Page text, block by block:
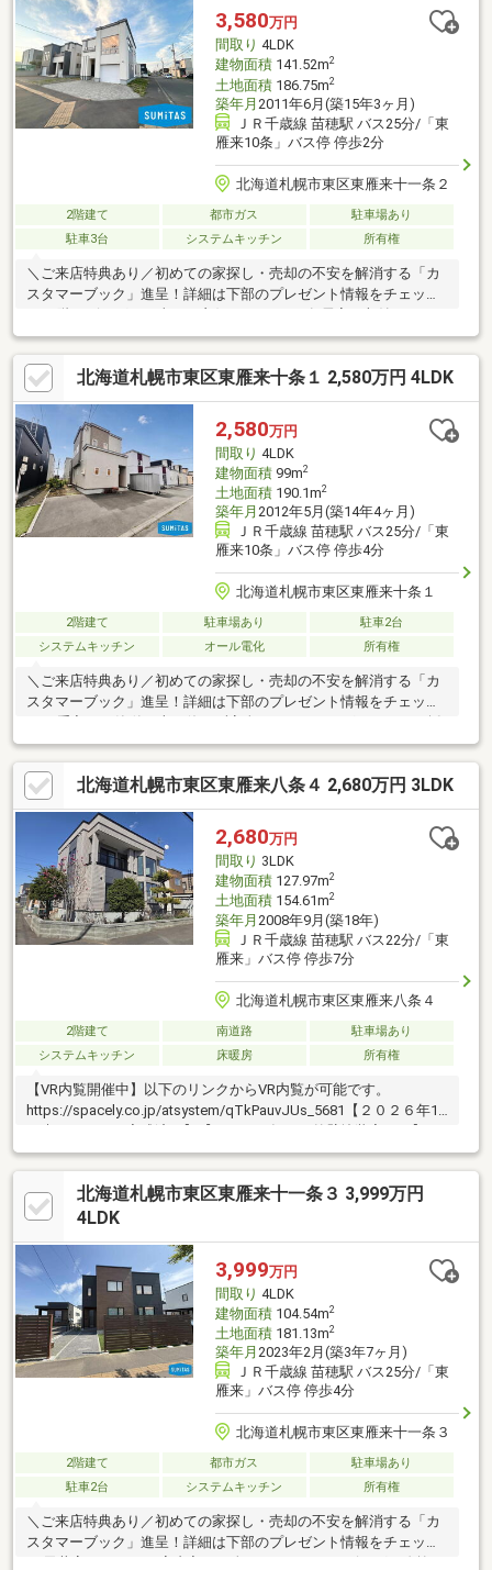
3,580万円
間取り 4LDK
建物面積141.52m2
土地面積186.75m2
築年月 2011年6月(築15年3ヶ月)
ＪＲ千歳線 苗穂駅 バス25分/「東
雁来10条」バス停 停歩2分
北海道札幌市東区東雁来十一条２
2階建て 都市ガス
駐車場あり
駐車3台
システムキッチン 所有権
＼ご来店特典あり／初めての家探し・売却の不安を解消する「カ
スタマーブック」進呈！詳細は下部のプレゼント情報をチェック
ろん、ウォークインクローゼットやシューズインクローゼットも
あり収納豊富！■駐車スペースは４～５台可能！ガレージもあ
り、ファミリーカーも入る広々サイズで、雪の日にも安心です！
■外部収納もありアウトドア用品や除雪道具もしっかり収納でき
ます。■都市ガスエコキュートに加えて、太陽光パネルもあり、
お財布にも優しいです。■スーパーなどの商業施設が徒歩圏内で
生活利便性がよく、子育て世代にもおススメです。
北海道札幌市東区東雁来十条１ 2,580万円 4LDK
2,580万円
間取り 4LDK
建物面積99m2
土地面積190.1m2
築年月 2012年5月(築14年4ヶ月)
ＪＲ千歳線 苗穂駅 バス25分/「東
雁来10条」バス停 停歩4分
北海道札幌市東区東雁来十条１
2階建て 駐車場あり
駐車2台
システムキッチン
オール電化 所有権
＼ご来店特典あり／初めての家探し・売却の不安を解消する「カ
スタマーブック」進呈！詳細は下部のプレゼント情報をチェック
用。全居室に収納が設けられており、ウォークインクローゼット
や屋外の物置など、適材適所の収納スペースで室内をすっきりと
保てます。 ■札苗北小学校まで徒歩10分、札苗北中学校まで徒歩5
分と、小・中学校ともに無理なく通える安心の立地。■生活に欠
かせないお買い物施設も近隣に勢揃い！■1階に客間やキッズスペ
ースとして重宝する和室を配置。2階には6帖以上の洋室が3部
屋。
北海道札幌市東区東雁来八条４ 2,680万円 3LDK
2,680万円
間取り 3LDK
建物面積127.97m2
土地面積154.61m2
築年月 2008年9月(築18年)
ＪＲ千歳線 苗穂駅 バス22分/「東
雁来」バス停 停歩7分
北海道札幌市東区東雁来八条４
2階建て 南道路
駐車場あり
システムキッチン
床暖房 所有権
【VR内覧開催中】以下のリンクからVR内覧が可能です。
https://spacely.co.jp/atsystem/qTkPauvJUs_5681【２０２６年1
月末リフォーム完成済み】【２０２６年４月外壁塗装完了！】・1
階和室→洋室に変更・押入→クローゼットに変更・トイレ新規交
換・浴室新規交換・洗面台新規交換・玄関収納新規交換・玄関ホ
ールクローゼット新規設置・建具一部新規交換・クロス貼替・CF
貼替・畳表替え・網戸一部新規交換・サッシ一部新規交換・照明
北海道札幌市東区東雁来十一条３ 3,999万円
4LDK
3,999万円
間取り 4LDK
建物面積104.54m2
土地面積181.13m2
築年月 2023年2月(築3年7ヶ月)
ＪＲ千歳線 苗穂駅 バス25分/「東
雁来」バス停 停歩4分
北海道札幌市東区東雁来十一条３
2階建て 都市ガス
駐車場あり
駐車2台
システムキッチン 所有権
＼ご来店特典あり／初めての家探し・売却の不安を解消する「カ
スタマーブック」進呈！詳細は下部のプレゼント情報をチェック